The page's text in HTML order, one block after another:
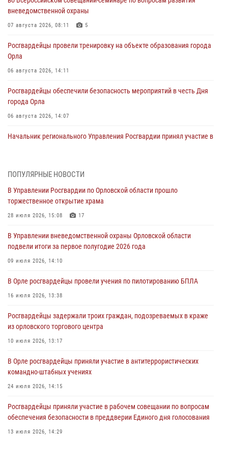
вневедомственной охраны
07 августа 2026, 08:11 5
Росгвардейцы провели тренировку на объекте образования города
Орла
06 августа 2026, 14:11
Росгвардейцы обеспечили безопасность мероприятий в честь Дня
города Орла
06 августа 2026, 14:07
Начальник регионального Управления Росгвардии принял участие в
первое полугодие
05 августа 2026, 13:12
совершении противоправных действий
04 августа 2026, 14:21
04 августа 2026, 14:06
предоставлении госуслуг
03 августа 2026, 14:30
ПОПУЛЯРНЫЕ НОВОСТИ
В Управлении Росгвардии по Орловской области прошло
торжественное открытие храма
28 июля 2026, 15:08 17
В Управлении вневедомственной охраны Орловской области
подвели итоги за первое полугодие 2026 года
09 июля 2026, 14:10
В Орле росгвардейцы провели учения по пилотированию БПЛА
16 июля 2026, 13:38
Росгвардейцы задержали троих граждан, подозреваемых в краже
из орловского торгового центра
10 июля 2026, 13:17
В Орле росгвардейцы приняли участие в антитеррористических
командно-штабных учениях
24 июля 2026, 14:15
Росгвардейцы приняли участие в рабочем совещании по вопросам
обеспечения безопасности в преддверии Единого дня голосования
13 июля 2026, 14:29